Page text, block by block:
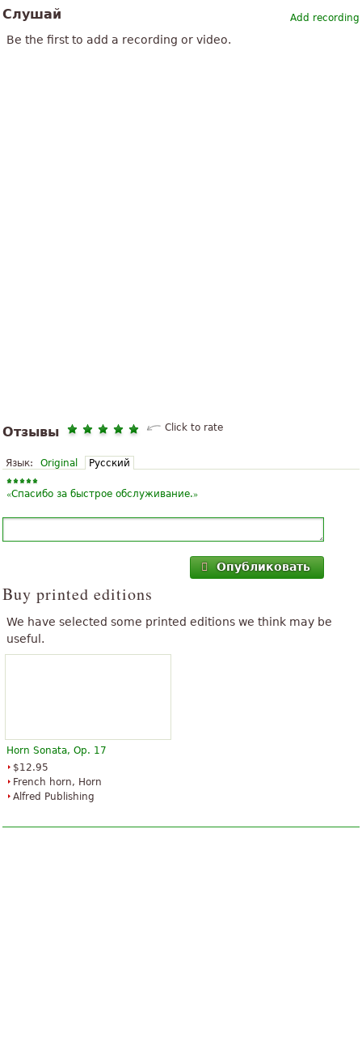
Add recording
Слушай
Be the first to add a recording or video.
Отзывы Click to rate
Язык: Original Русский
«Спасибо за быстрое обслуживание.»
Опубликовать
Buy printed editions
We have selected some printed editions we think may be
useful.
Horn Sonata, Op. 17
$12.95
French horn, Horn
Alfred Publishing